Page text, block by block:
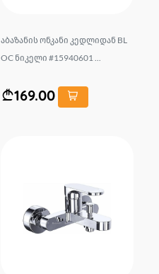
აბაზანის ონკანი კედლიდან BL
OC ნიკელი #15940601 ...
169.00